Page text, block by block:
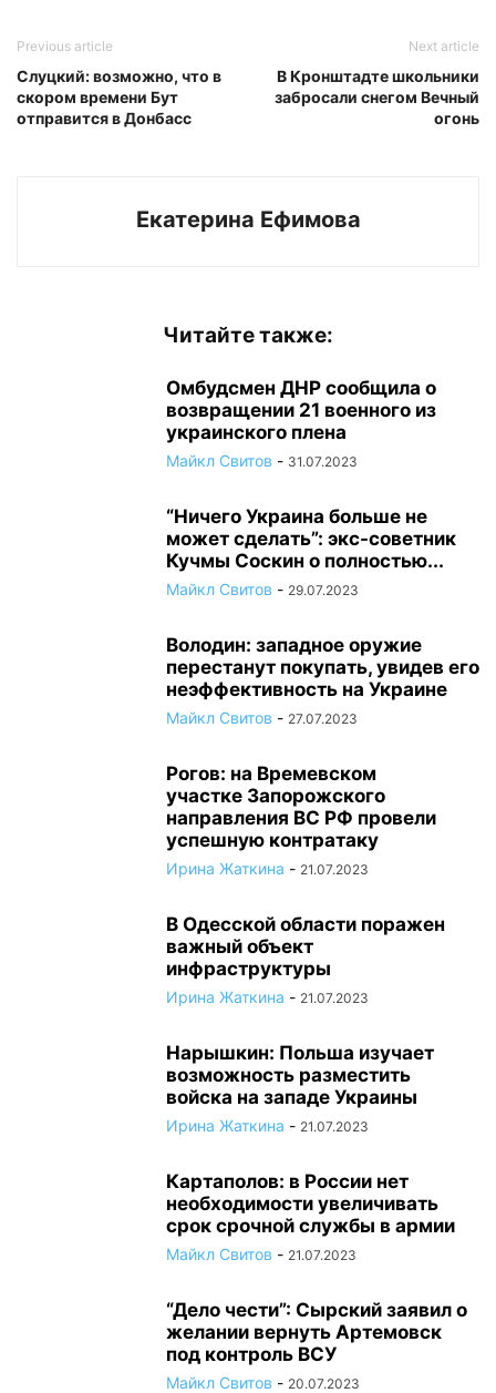
Previous article
Слуцкий: возможно, что в
скором времени Бут
отправится в Донбасс
Next article
В Кронштадте школьники
забросали снегом Вечный
огонь
Екатерина Ефимова
Читайте также:
Омбудсмен ДНР сообщила о
возвращении 21 военного из
украинского плена
Майкл Свитов - 31.07.2023
“Ничего Украина больше не
может сделать”: экс-советник
Кучмы Соскин о полностью...
Майкл Свитов - 29.07.2023
Володин: западное оружие
перестанут покупать, увидев его
неэффективность на Украине
Майкл Свитов - 27.07.2023
Рогов: на Времевском
участке Запорожского
направления ВС РФ провели
успешную контратаку
Ирина Жаткина - 21.07.2023
В Одесской области поражен
важный объект
инфраструктуры
Ирина Жаткина - 21.07.2023
Нарышкин: Польша изучает
возможность разместить
войска на западе Украины
Ирина Жаткина - 21.07.2023
Картаполов: в России нет
необходимости увеличивать
срок срочной службы в армии
Майкл Свитов - 21.07.2023
“Дело чести”: Сырский заявил о
желании вернуть Артемовск
под контроль ВСУ
Майкл Свитов - 20.07.2023